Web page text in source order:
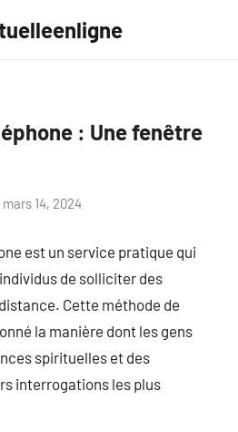
: Une fenêtre
mars 14, 2024
est un service pratique qui
de solliciter des
Cette méthode de
la manière dont les gens
spirituelles et des
interrogations les plus